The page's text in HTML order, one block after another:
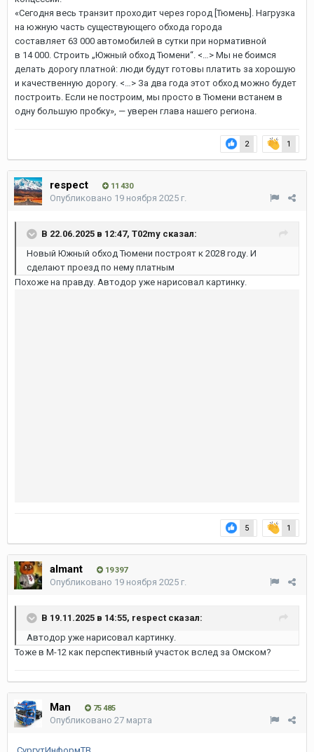
«Сегодня весь транзит проходит через город [Тюмень]. Нагрузка
на южную часть существующего обхода города
составляет 63 000 автомобилей в сутки при нормативной
в 14 000. Строить „Южный обход Тюмени“. <…> Мы не боимся
делать дорогу платной: люди будут готовы платить за хорошую
и качественную дорогу. <…> За два года этот обход можно будет
построить. Если не построим, мы просто в Тюмени встанем в
одну большую пробку», — уверен глава нашего региона.
2 1
respect 11 430
Опубликовано 19 ноября 2025 г.
В 22.06.2025 в 12:47, T02my сказал:
Новый Южный обход Тюмени построят к 2028 году. И
сделают проезд по нему платным
Похоже на правду. Автодор уже нарисовал картинку.
5 1
almant 19 397
Опубликовано 19 ноября 2025 г.
В 19.11.2025 в 14:55, respect сказал:
Автодор уже нарисовал картинку.
Тоже в М-12 как перспективный участок вслед за Омском?
Man 75 485
Опубликовано 27 марта